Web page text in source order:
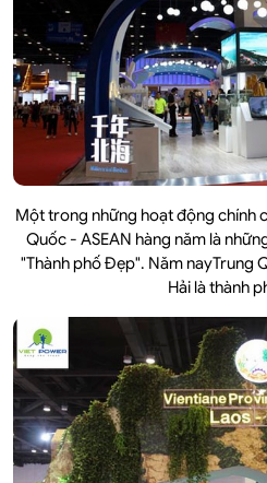
Một trong những hoạt động chính
Quốc - ASEAN hàng năm là
"Thành phố Đẹp". Năm nayTrung
Hải là thành